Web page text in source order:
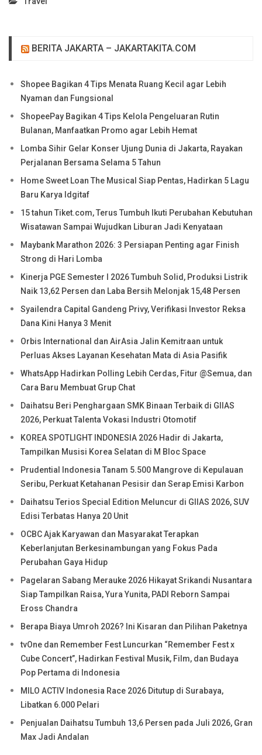
BERITA JAKARTA – JAKARTAKITA.COM
Shopee Bagikan 4 Tips Menata Ruang Kecil agar Lebih
Nyaman dan Fungsional
ShopeePay Bagikan 4 Tips Kelola Pengeluaran Rutin
Bulanan, Manfaatkan Promo agar Lebih Hemat
Lomba Sihir Gelar Konser Ujung Dunia di Jakarta, Rayakan
Perjalanan Bersama Selama 5 Tahun
Home Sweet Loan The Musical Siap Pentas, Hadirkan 5 Lagu
Baru Karya Idgitaf
15 tahun Tiket.com, Terus Tumbuh Ikuti Perubahan Kebutuhan
Wisatawan Sampai Wujudkan Liburan Jadi Kenyataan
Maybank Marathon 2026: 3 Persiapan Penting agar Finish
Strong di Hari Lomba
Kinerja PGE Semester I 2026 Tumbuh Solid, Produksi Listrik
Naik 13,62 Persen dan Laba Bersih Melonjak 15,48 Persen
Syailendra Capital Gandeng Privy, Verifikasi Investor Reksa
Dana Kini Hanya 3 Menit
Orbis International dan AirAsia Jalin Kemitraan untuk
Perluas Akses Layanan Kesehatan Mata di Asia Pasifik
WhatsApp Hadirkan Polling Lebih Cerdas, Fitur @Semua, dan
Cara Baru Membuat Grup Chat
Daihatsu Beri Penghargaan SMK Binaan Terbaik di GIIAS
2026, Perkuat Talenta Vokasi Industri Otomotif
KOREA SPOTLIGHT INDONESIA 2026 Hadir di Jakarta,
Tampilkan Musisi Korea Selatan di M Bloc Space
Prudential Indonesia Tanam 5.500 Mangrove di Kepulauan
Seribu, Perkuat Ketahanan Pesisir dan Serap Emisi Karbon
Daihatsu Terios Special Edition Meluncur di GIIAS 2026, SUV
Edisi Terbatas Hanya 20 Unit
OCBC Ajak Karyawan dan Masyarakat Terapkan
Keberlanjutan Berkesinambungan yang Fokus Pada
Perubahan Gaya Hidup
Pagelaran Sabang Merauke 2026 Hikayat Srikandi Nusantara
Siap Tampilkan Raisa, Yura Yunita, PADI Reborn Sampai
Eross Chandra
Berapa Biaya Umroh 2026? Ini Kisaran dan Pilihan Paketnya
tvOne dan Remember Fest Luncurkan “Remember Fest x
Cube Concert”, Hadirkan Festival Musik, Film, dan Budaya
Pop Pertama di Indonesia
MILO ACTIV Indonesia Race 2026 Ditutup di Surabaya,
Libatkan 6.000 Pelari
Penjualan Daihatsu Tumbuh 13,6 Persen pada Juli 2026, Gran
Max Jadi Andalan